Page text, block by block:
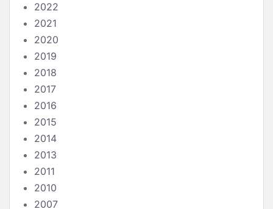
2022
2021
2020
2019
2018
2017
2016
2015
2014
2013
2011
2010
2007